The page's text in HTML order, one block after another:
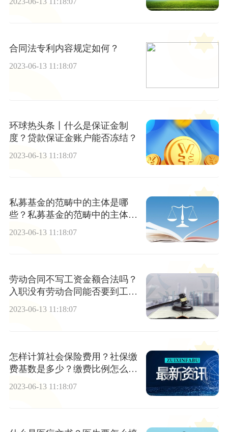
合同法专利内容规定如何？
2023-06-13 11:18:07
环球热头条丨什么是保证金制
度？贷款保证金账户能否冻结？
2023-06-13 11:18:07
私募基金的范畴中的主体是哪
些？私募基金的范畴中的主体类
2023-06-13 11:18:07
劳动合同不写工资金额合法吗？
入职没有劳动合同能否要到工
资？-环球滚动
2023-06-13 11:18:07
怎样计算社会保险费用？社保缴
费基数是多少？缴费比例怎么
2023-06-13 11:18:07